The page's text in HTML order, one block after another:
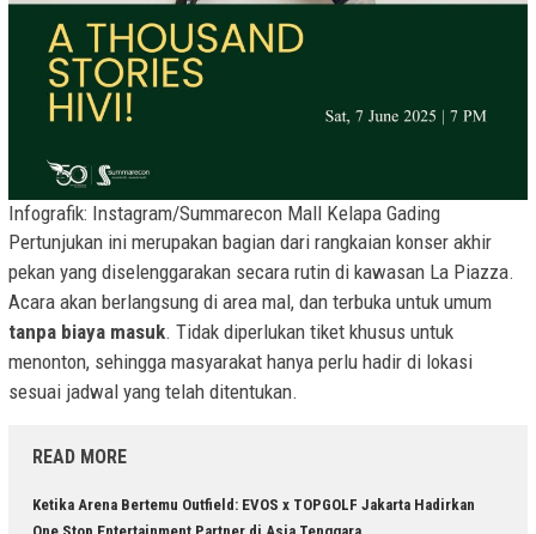
Infografik: Instagram/Summarecon Mall Kelapa Gading
Pertunjukan ini merupakan bagian dari rangkaian konser akhir
pekan yang diselenggarakan secara rutin di kawasan La Piazza.
Acara akan berlangsung di area mal, dan terbuka untuk umum
tanpa biaya masuk. Tidak diperlukan tiket khusus untuk
menonton, sehingga masyarakat hanya perlu hadir di lokasi
sesuai jadwal yang telah ditentukan.
READ MORE
Ketika Arena Bertemu Outfield: EVOS x TOPGOLF Jakarta Hadirkan